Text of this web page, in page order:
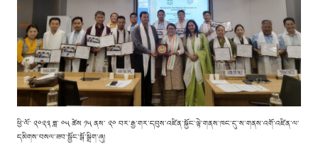
ཕྱི་ལོ་ ༢༠༢༣ ཟླ་ ༠༥ ཚེས ༡༥ ནས་ ༢༠ བར་རྒྱ་གར་དབུས་འཛིན་སྐྱོང་ལྟེ་གནས་ཁང་དུ་ས་གནས་འགོ་འཛིན་ལ་
དམིགས་བསལ་ཟབ་སྦྱོང་སྒོ་སྒྲིག་ཞུ།